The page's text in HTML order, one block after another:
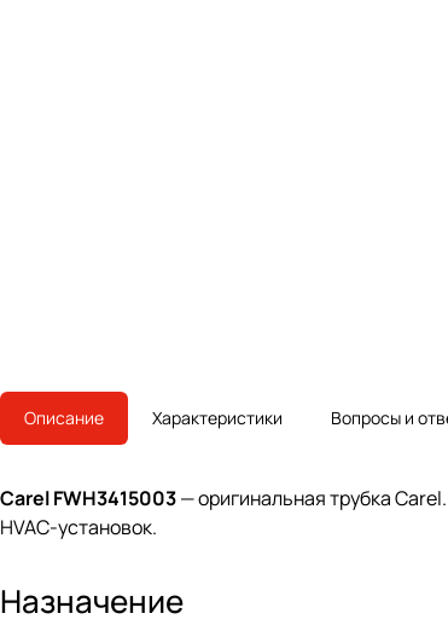
Описание Характеристики Вопросы и
Carel FWH3415003— оригинальная трубка
HVAC-установок.
Назначение